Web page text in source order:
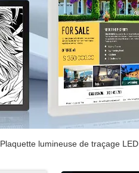
Plaquette lumineuse de traçage LED